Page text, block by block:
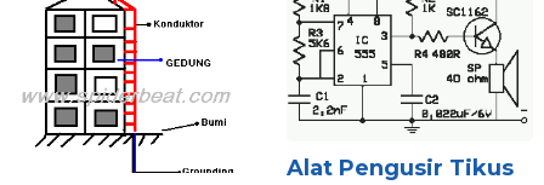
Alat Pengusir Tikus